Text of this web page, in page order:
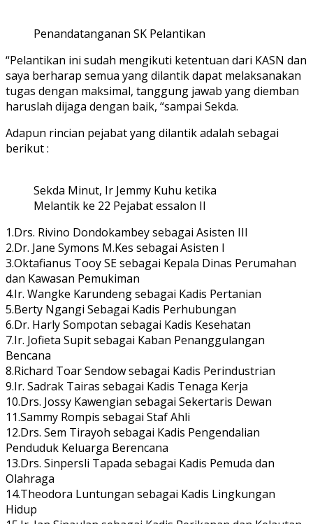
Penandatanganan SK Pelantikan
“Pelantikan ini sudah mengikuti ketentuan dari KASN dan
saya berharap semua yang dilantik dapat melaksanakan
tugas dengan maksimal, tanggung jawab yang diemban
haruslah dijaga dengan baik, “sampai Sekda.
Adapun rincian pejabat yang dilantik adalah sebagai
berikut :
Sekda Minut, Ir Jemmy Kuhu ketika
Melantik ke 22 Pejabat essalon II
1.Drs. Rivino Dondokambey sebagai Asisten III
2.Dr. Jane Symons M.Kes sebagai Asisten I
3.Oktafianus Tooy SE sebagai Kepala Dinas Perumahan
dan Kawasan Pemukiman
4.Ir. Wangke Karundeng sebagai Kadis Pertanian
5.Berty Ngangi Sebagai Kadis Perhubungan
6.Dr. Harly Sompotan sebagai Kadis Kesehatan
7.Ir. Jofieta Supit sebagai Kaban Penanggulangan
Bencana
8.Richard Toar Sendow sebagai Kadis Perindustrian
9.Ir. Sadrak Tairas sebagai Kadis Tenaga Kerja
10.Drs. Jossy Kawengian sebagai Sekertaris Dewan
11.Sammy Rompis sebagai Staf Ahli
12.Drs. Sem Tirayoh sebagai Kadis Pengendalian
Penduduk Keluarga Berencana
13.Drs. Sinpersli Tapada sebagai Kadis Pemuda dan
Olahraga
14.Theodora Luntungan sebagai Kadis Lingkungan
Hidup